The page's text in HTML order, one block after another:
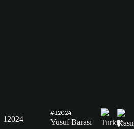
12024
#12024
Yusuf Barası